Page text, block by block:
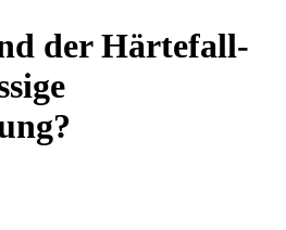
der Härtefall-